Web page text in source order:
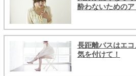
酔わないためのア
長距離バスはエ
気を付けて！